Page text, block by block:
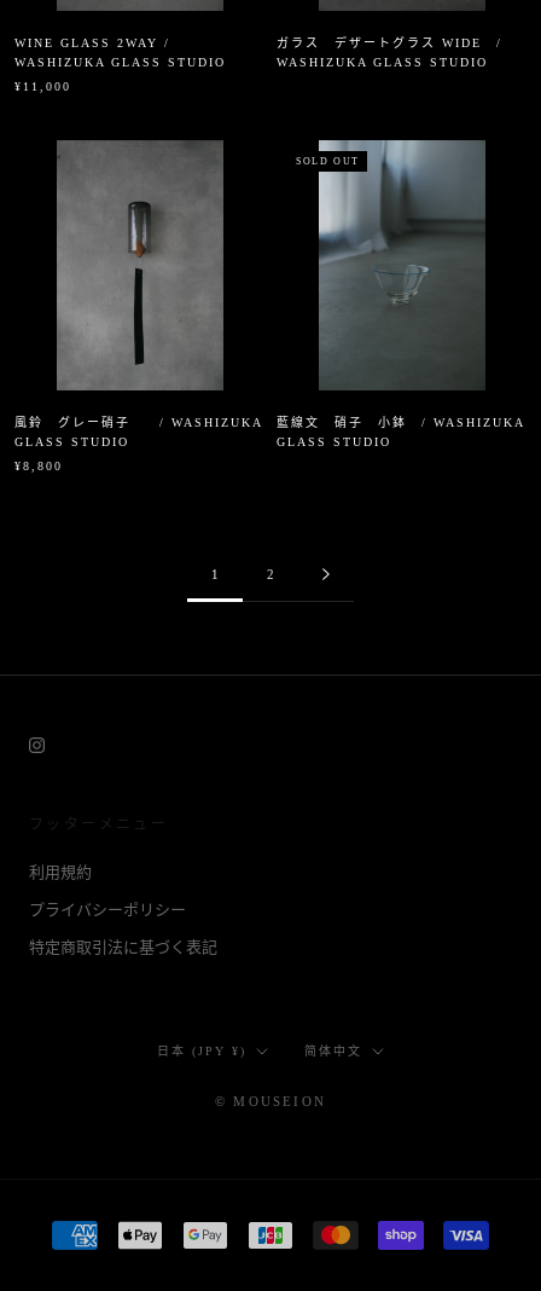
WINE GLASS 2WAY /
WASHIZUKA GLASS STUDIO
¥11,000
ガラス デザートグラス WIDE /
WASHIZUKA GLASS STUDIO
風鈴 グレー硝子 / WASHIZUKA
GLASS STUDIO
¥8,800
SOLD OUT
藍線文 硝子 小鉢 / WASHIZUKA
GLASS STUDIO
1 2
フッターメニュー
利用規約
プライバシーポリシー
特定商取引法に基づく表記
国/
日本 (JPY ¥)
言
简体中文
© MOUSEION